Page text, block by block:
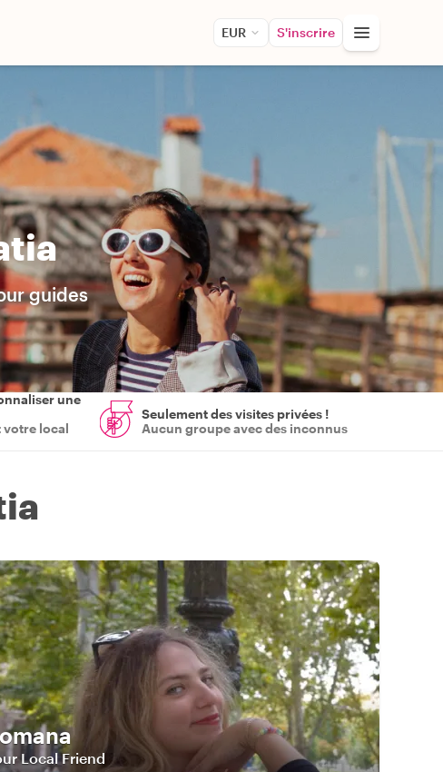
EUR S'inscrire
guides
une
votre local
Seulement des visites privées !
Aucun groupe avec des inconnus
Local Friend